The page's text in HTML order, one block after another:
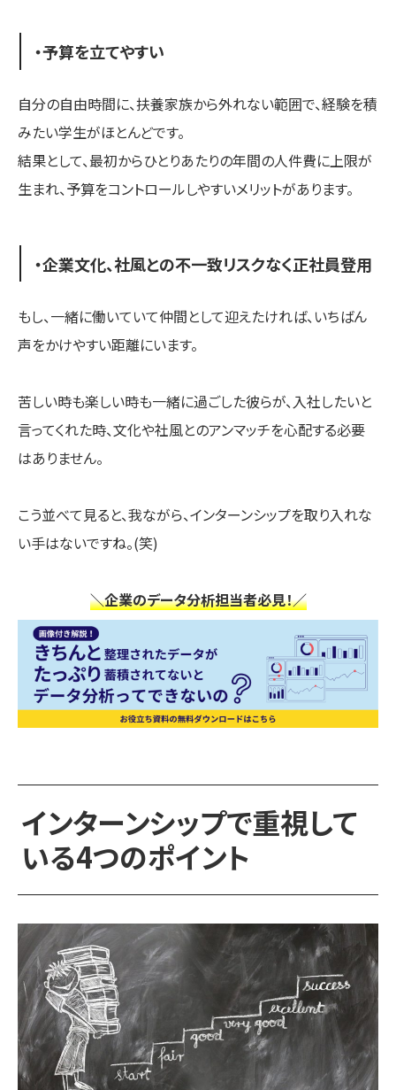
・予算を立てやすい
自分の自由時間に、扶養家族から外れない範囲で、経験を積
みたい学生がほとんどです。
結果として、最初からひとりあたりの年間の人件費に上限が
生まれ、予算をコントロールしやすいメリットがあります。
・企業文化、社風との不一致リスクなく正社員登用
もし、一緒に働いていて仲間として迎えたければ、いちばん
声をかけやすい距離にいます。
苦しい時も楽しい時も一緒に過ごした彼らが、入社したいと
言ってくれた時、文化や社風とのアンマッチを心配する必要
はありません。
こう並べて見ると、我ながら、インターンシップを取り入れな
い手はないですね。(笑)
＼企業のデータ分析担当者必見！／
インターンシップで重視して
いる4つのポイント